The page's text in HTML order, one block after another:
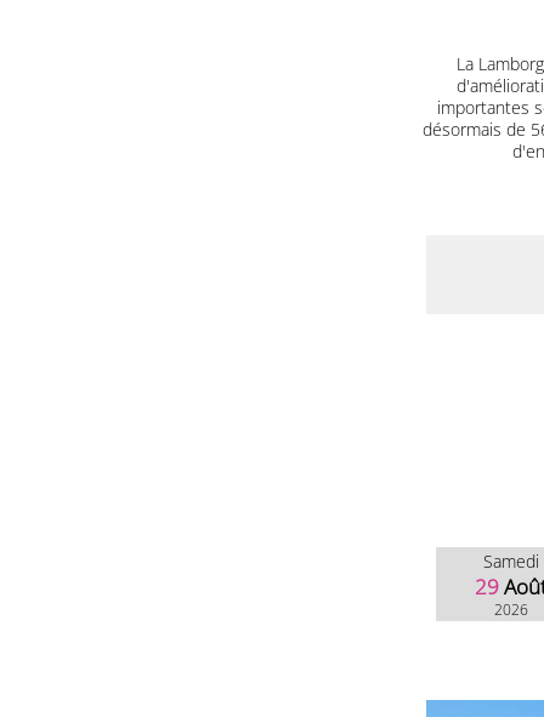
La
importantes
désormais de
Samedi
29
2026